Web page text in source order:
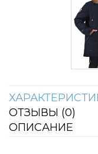
ОТЗЫВЫ (0)
ОПИСАНИЕ